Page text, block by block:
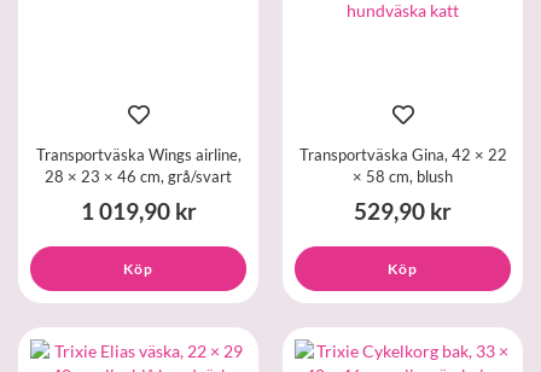
Transportväska Wings airline,
28 × 23 × 46 cm, grå/svart
1 019,90 kr
Köp
Transportväska Gina, 42 × 22
× 58 cm, blush
529,90 kr
Köp